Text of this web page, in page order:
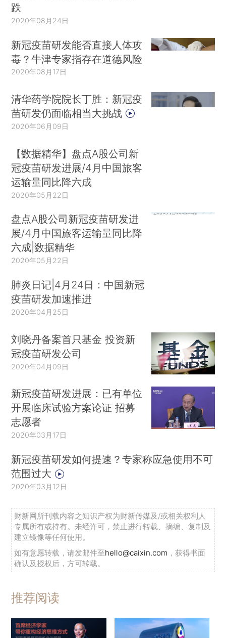
跌
2020年08月24日
新冠疫苗研发能否直接人体攻
毒？牛津专家指存在道德风险
2020年08月17日
清华药学院院长丁胜：新冠疫
苗研发仍面临相当大挑战
2020年06月09日
【数据精华】盘点A股公司新
冠疫苗研发进展/4月中国旅客
运输量同比降六成
2020年05月22日
盘点A股公司新冠疫苗研发进
展/4月中国旅客运输量同比降
六成|数据精华
2020年05月22日
肺炎日记|4月24日：中国新冠
疫苗研发加速推进
2020年04月25日
刘晓丹备案首只基金 投资新
冠疫苗研发公司
2020年04月09日
新冠疫苗研发进展：已有单位
开展临床试验方案论证 招募
志愿者
2020年03月17日
新冠疫苗研发如何提速？专家称应急使用不可
范围过大
2020年03月12日
财新网所刊载内容之知识产权为财新传媒及/或相关权利人
专属所有或持有。未经许可，禁止进行转载、摘编、复制及
建立镜像等任何使用。
如有意愿转载，请发邮件至hello@caixin.com ，获得书面
确认及授权后，方可转载。
推荐阅读